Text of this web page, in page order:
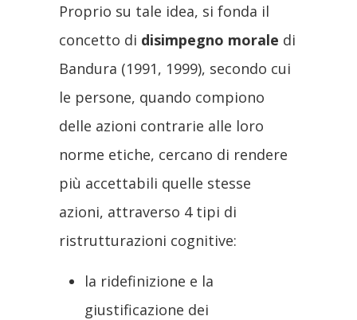
Proprio su tale idea, si fonda il
concetto di disimpegno morale di
Bandura (1991, 1999), secondo cui
le persone, quando compiono
delle azioni contrarie alle loro
norme etiche, cercano di rendere
più accettabili quelle stesse
azioni, attraverso 4 tipi di
ristrutturazioni cognitive:
la ridefinizione e la
giustificazione dei